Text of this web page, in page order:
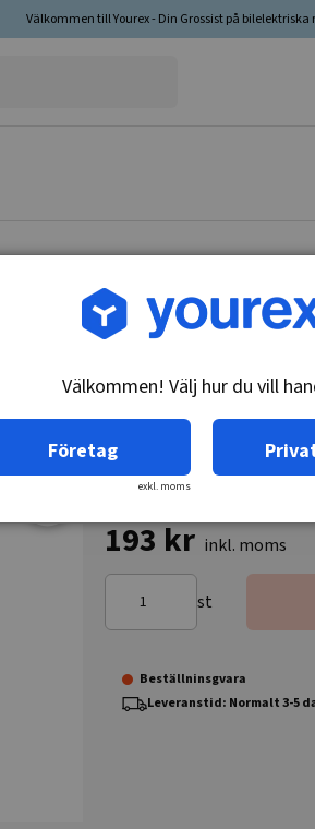
Välkommen till Yourex - Din Grossist på bilelektriska
Artikelnr: 45-201-0102
193 kr inkl. moms
st
Beställninsgvara
Leveranstid: Normalt 3-5
Välkommen! Välj hur du vill
Företag
exkl. moms